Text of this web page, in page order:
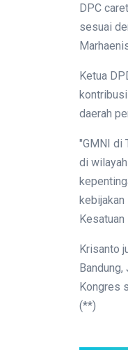
DPC
sesuai
Ketua
daerah
"GMNI di
di
kebijakan
Kesatuan
Krisanto
Kongres
(**)